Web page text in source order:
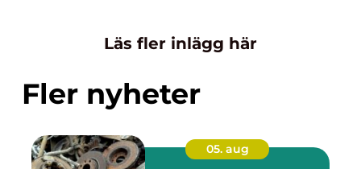
Läs fler inlägg här
Fler nyheter
05. aug